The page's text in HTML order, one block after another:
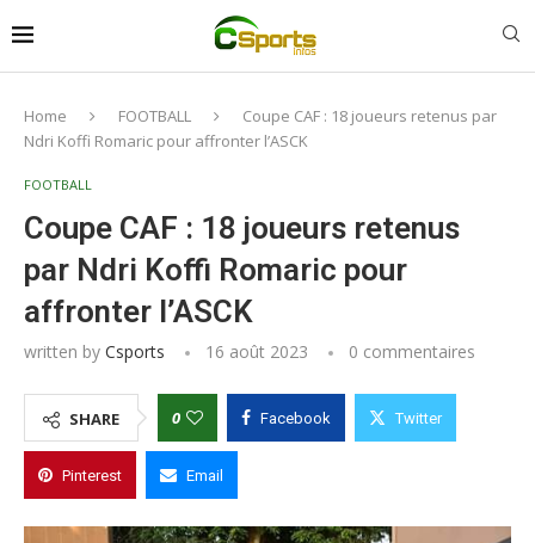
Home FOOTBALL
Coupe CAF : 18 joueurs retenus par
Ndri Koffi Romaric pour affronter l’ASCK
FOOTBALL
Coupe CAF : 18 joueurs retenus
par Ndri Koffi Romaric pour
affronter l’ASCK
written by Csports 16 août 2023 0 commentaires
SHARE 0 Facebook Twitter
Pinterest Email